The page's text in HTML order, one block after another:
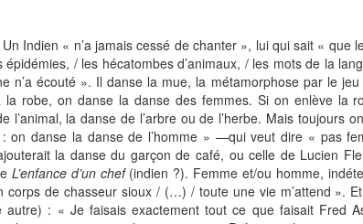
« n’a jamais cessé de chanter », lui qui sait « que le
épidémies, / les hécatombes d’animaux, / les mots de la
n’a écouté ». Il danse la mue, la métamorphose par le
la robe, on danse la danse des femmes. Si on enlève la
l’animal, la danse de l’arbre ou de l’herbe. Mais toujours
: on danse la danse de l’homme » —qui veut dire « pas
la danse du garçon de café, ou celle de Lucien
L’enfance d’un chef(indien ?). Femme et/ou homme,
corps de chasseur sioux / (…) / toute une vie m’attend ».
autre) : « Je faisais exactement tout ce que faisait Fred